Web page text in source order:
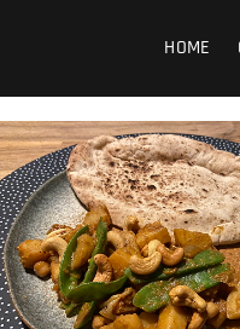
HOME